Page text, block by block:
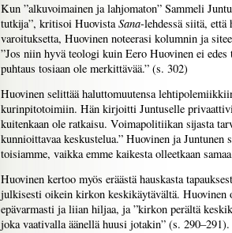
Kun ”alkuvoimainen ja lahjomaton” Sammeli
tutkija”, kritisoi HuovistaSana-lehdessä siitä, että
varoituksetta, Huovinen noteerasi kolumnin ja
”Jos niin hyvä teologi kuin Eero Huovinen ei
puhtaus tosiaan ole merkittävää.” (s. 302)
Huovinen selittää haluttomuutensa
kurinpitotoimiin. Hän kirjoitti Juntuselle
kuitenkaan ole ratkaisu. Voimapolitiikan sijasta
kunnioittavaa keskustelua.” Huovinen ja Juntunen
toisiamme, vaikka emme kaikesta olleetkaan
Huovinen kertoo myös eräästä hauskasta
julkisesti oikein kirkon keskikäytävältä. Huovinen
epävarmasti ja liian hiljaa, ja ”kirkon perältä
joka vaativalla äänellä huusi jotakin” (s.